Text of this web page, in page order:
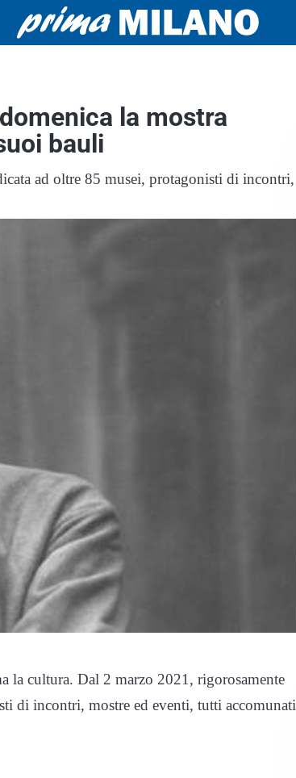
la mostra
bauli
ad oltre 85 musei, protagonisti di incontri,
la cultura. Dal 2 marzo 2021, rigorosamente
di incontri, mostre ed eventi, tutti accomunati